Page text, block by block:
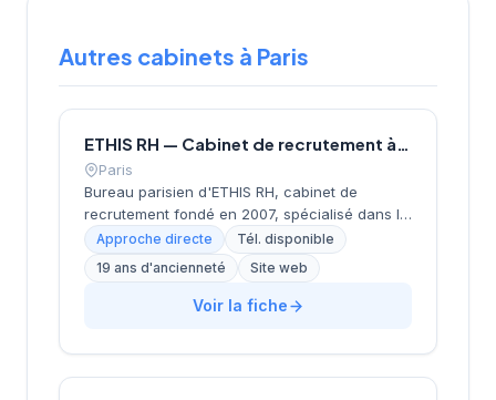
Autres cabinets à Paris
ETHIS RH — Cabinet de recrutement à Paris
Paris
Bureau parisien d'ETHIS RH, cabinet de
recrutement fondé en 2007, spécialisé dans le
conseil en ressources humaines, le
recrutement de cadres et dirigeants, le
coaching et l'outplacement. Situé au 16 rue de
Monceau dans le 8e arrondissement de Paris,
Approche directe
Tél. disponible
19 ans d'ancienneté
Site web
Voir la fiche